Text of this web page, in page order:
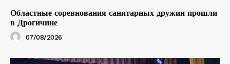
Областные соревнования санитарных дружин прошли
в Дрогичине
07/08/2026